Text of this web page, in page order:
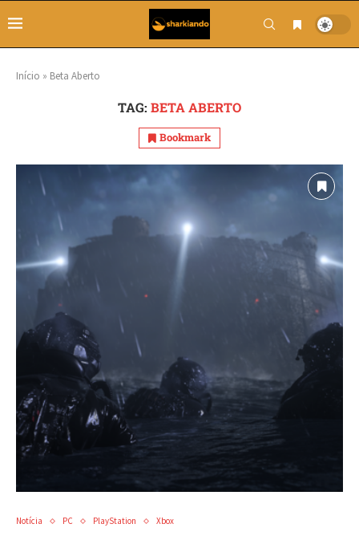
Início » Beta Aberto
TAG: BETA ABERTO
Bookmark
Notícia PC PlayStation Xbox